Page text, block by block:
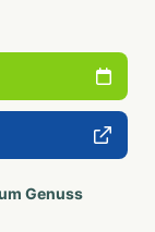
Genuss